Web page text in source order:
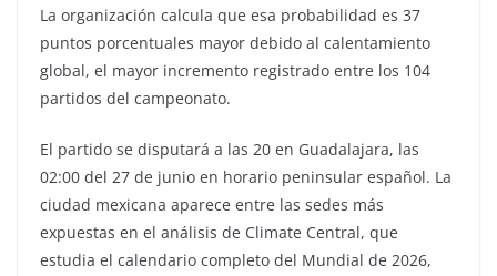
La organización calcula que esa probabilidad es 37
puntos porcentuales mayor debido al calentamiento
global, el mayor incremento registrado entre los 104
partidos del campeonato.
El partido se disputará a las 20 en Guadalajara, las
02:00 del 27 de junio en horario peninsular español. La
ciudad mexicana aparece entre las sedes más
expuestas en el análisis de Climate Central, que
estudia el calendario completo del Mundial de 2026,